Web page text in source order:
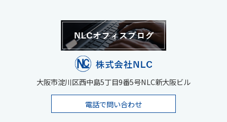
大阪市淀川区西中島5丁目9番5号NLC新大阪ビル
電話で問い合わせ